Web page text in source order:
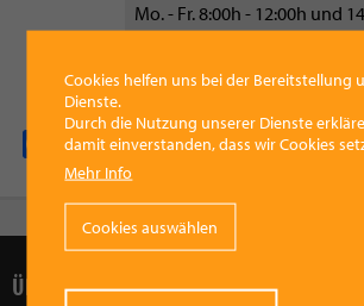
Mo. - Fr. 8:00h - 12:00h und
Facebook
Pinterest
X WhatsApp
Email
ÜBER UNS
Cookies helfen uns bei der Bereitstellung
Dienste.
Durch die Nutzung unserer Dienste
damit einverstanden, dass wir Cookies
Mehr Info
Cookies auswählen